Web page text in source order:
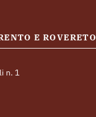
E ROVERETO
n. 1